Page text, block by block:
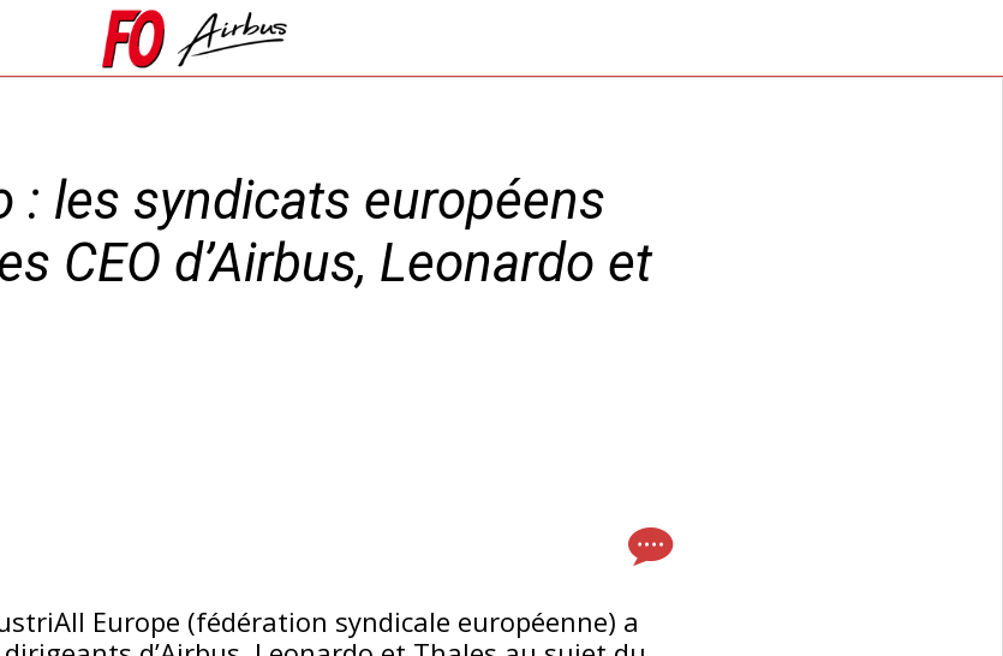
: les syndicats européens
CEO d’Airbus, Leonardo et
Europe (fédération syndicale européenne) a